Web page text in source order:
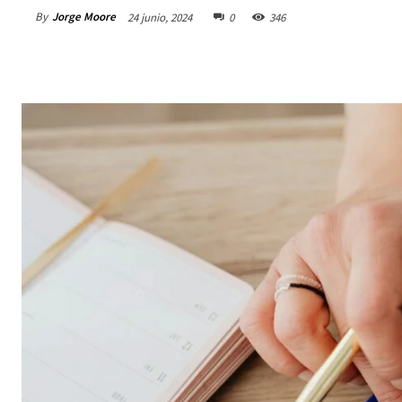
By Jorge Moore 24 junio, 2024 0 346